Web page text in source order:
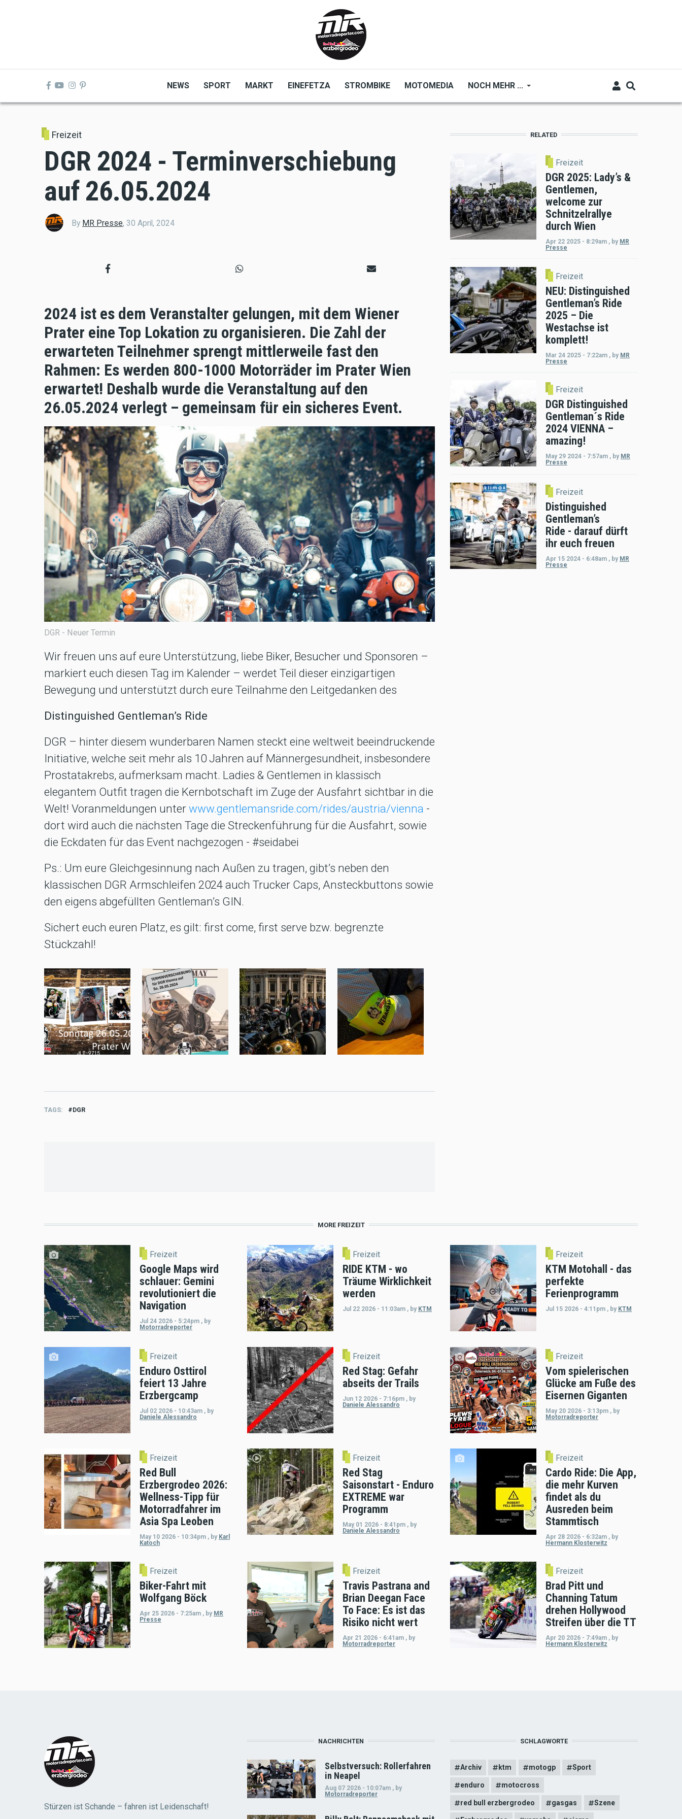
NEWS SPORT MARKT EINEFETZA STROMBIKE MOTOMEDIA NOCH MEHR ...
Freizeit
DGR 2024 - Terminverschiebung
auf 26.05.2024
By MR Presse, 30 April, 2024
2024 ist es dem Veranstalter gelungen, mit dem Wiener
Prater eine Top Lokation zu organisieren. Die Zahl der
erwarteten Teilnehmer sprengt mittlerweile fast den
Rahmen: Es werden 800-1000 Motorräder im Prater Wien
erwartet! Deshalb wurde die Veranstaltung auf den
26.05.2024 verlegt – gemeinsam für ein sicheres Event.
DGR - Neuer Termin
Wir freuen uns auf eure Unterstützung, liebe Biker, Besucher und Sponsoren –
markiert euch diesen Tag im Kalender – werdet Teil dieser einzigartigen
Bewegung und unterstützt durch eure Teilnahme den Leitgedanken des
Distinguished Gentleman’s Ride
DGR – hinter diesem wunderbaren Namen steckt eine weltweit beeindruckende
Initiative, welche seit mehr als 10 Jahren auf Männergesundheit, insbesondere
Prostatakrebs, aufmerksam macht. Ladies & Gentlemen in klassisch
elegantem Outfit tragen die Kernbotschaft im Zuge der Ausfahrt sichtbar in die
Welt! Voranmeldungen unterwww.gentlemansride.com/rides/austria/vienna -
dort wird auch die nächsten Tage die Streckenführung für die Ausfahrt, sowie
die Eckdaten für das Event nachgezogen - #seidabei
Ps.: Um eure Gleichgesinnung nach Außen zu tragen, gibt’s neben den
klassischen DGR Armschleifen 2024 auch Trucker Caps, Ansteckbuttons sowie
den eigens abgefüllten Gentleman’s GIN.
Sichert euch euren Platz, es gilt: first come, first serve bzw. begrenzte
Stückzahl!
TAGS DGR
RELATED
Freizeit
DGR 2025: Lady’s &
Gentlemen,
welcome zur
Schnitzelrallye
durch Wien
Apr 22 2025 - 8:29am , by MR
Presse
Freizeit
NEU: Distinguished
Gentleman’s Ride
2025 – Die
Westachse ist
komplett!
Mar 24 2025 - 7:22am , by MR
Presse
Freizeit
DGR Distinguished
Gentleman´s Ride
2024 VIENNA –
amazing!
May 29 2024 - 7:57am , by MR
Presse
Freizeit
Distinguished
Gentleman’s
Ride - darauf dürft
ihr euch freuen
Apr 15 2024 - 6:48am , by MR
Presse
MORE FREIZEIT
Freizeit
Google Maps wird
schlauer: Gemini
revolutioniert die
Navigation
Jul 24 2026 - 5:24pm , by
Motorradreporter
Freizeit
RIDE KTM - wo
Träume Wirklichkeit
werden
Jul 22 2026 - 11:03am , by KTM
Freizeit
KTM Motohall - das
perfekte
Ferienprogramm
Jul 15 2026 - 4:11pm , by KTM
Freizeit
Enduro Osttirol
feiert 13 Jahre
Erzbergcamp
Jul 02 2026 - 10:43am , by
Daniele Alessandro
Freizeit
Red Stag: Gefahr
abseits der Trails
Jun 12 2026 - 7:16pm , by
Daniele Alessandro
Freizeit
Vom spielerischen
Glücke am Fuße des
Eisernen Giganten
May 20 2026 - 3:13pm , by
Motorradreporter
Freizeit
Red Bull
Erzbergrodeo 2026:
Wellness-Tipp für
Motorradfahrer im
Asia Spa Leoben
May 10 2026 - 10:34pm , by Karl
Katoch
Freizeit
Red Stag
Saisonstart - Enduro
EXTREME war
Programm
May 01 2026 - 8:41pm , by
Daniele Alessandro
Freizeit
Cardo Ride: Die App,
die mehr Kurven
findet als du
Ausreden beim
Stammtisch
Apr 28 2026 - 6:32am , by
Hermann Klosterwitz
Freizeit
Biker-Fahrt mit
Wolfgang Böck
Apr 25 2026 - 7:25am , by MR
Presse
Freizeit
Travis Pastrana and
Brian Deegan Face
To Face: Es ist das
Risiko nicht wert
Apr 21 2026 - 6:41am , by
Motorradreporter
Freizeit
Brad Pitt und
Channing Tatum
drehen Hollywood
Streifen über die TT
Apr 20 2026 - 7:49am , by
Hermann Klosterwitz
Stürzen ist Schande – fahren ist Leidenschaft!
NACHRICHTEN
Selbstversuch: Rollerfahren
in Neapel
Aug 07 2026 - 10:07am , by
Motorradreporter
SCHLAGWORTE
Archiv ktm motogp Sport
enduro motocross
red bull erzbergrodeo gasgas Szene